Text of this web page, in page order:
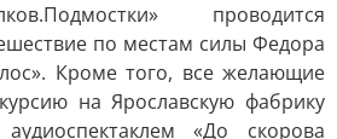
проводится
по местам силы Федора
Кроме того, все желающие
на Ярославскую фабрику
«До скорова